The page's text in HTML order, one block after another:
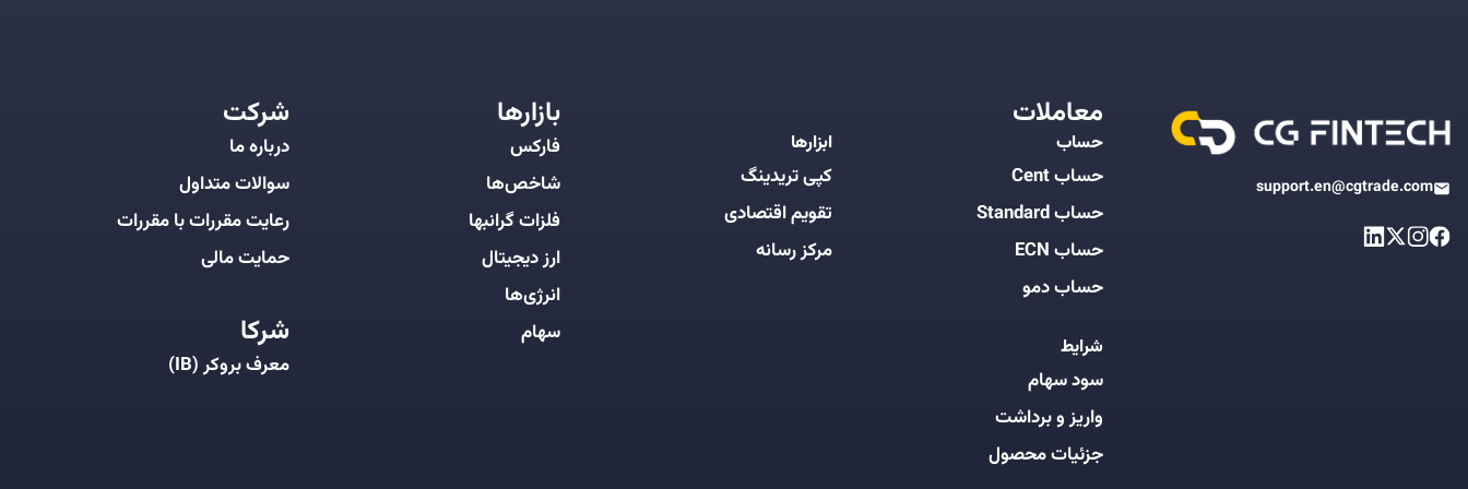
support.en@cgtrade.com
معاملات
حساب
حساب Cent
حساب Standard
حساب ECN
حساب دمو
شرایط
سود سهام
واریز و برداشت
جزئیات محصول
ابزارها
کپی تریدینگ
تقویم اقتصادی
مرکز رسانه
بازارها
فارکس
شاخص‌ها
فلزات گرانبها
ارز دیجیتال
انرژی‌ها
سهام
شرکت
درباره ما
سوالات متداول
رعایت مقررات با مقررات
حمایت مالی
شرکا
معرف بروکر (IB)